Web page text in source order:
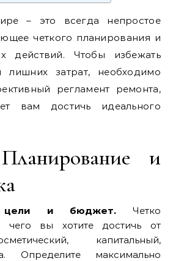
– это всегда непростое
четкого планирования и
действий. Чтобы избежать
лишних затрат, необходимо
регламент ремонта,
вам достичь идеального
и
цели и бюджет. Четко
чего вы хотите достичь от
капитальный,
Определите максимально